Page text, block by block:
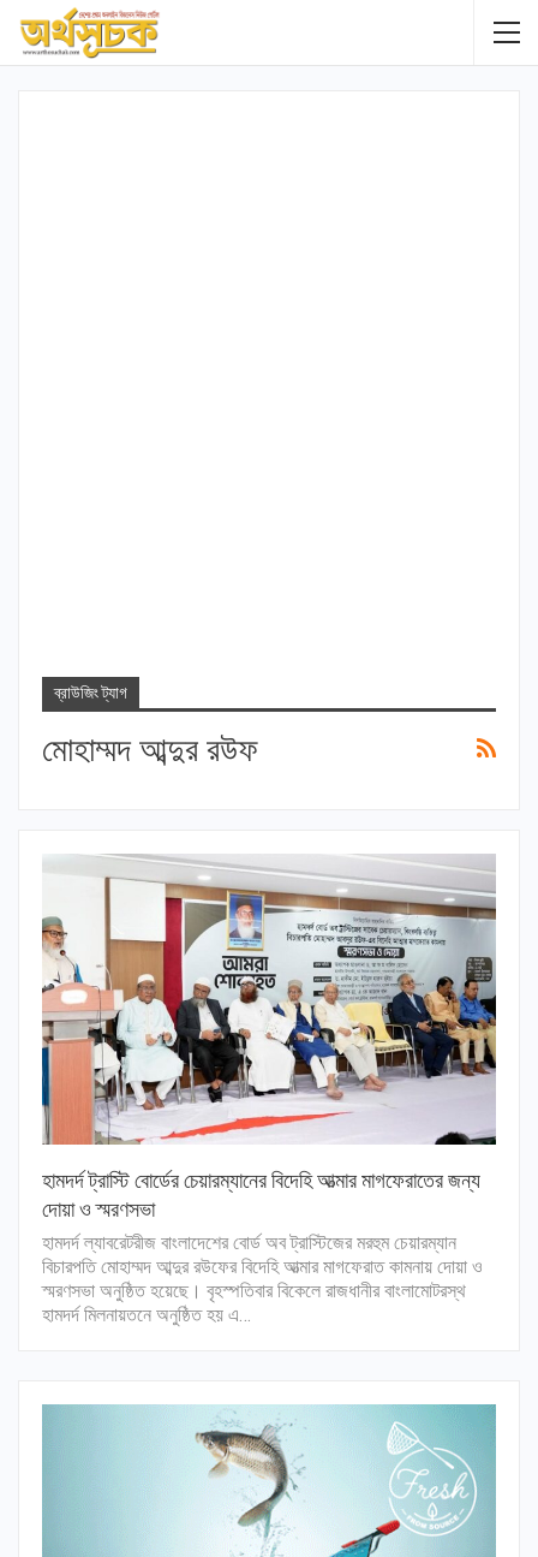
ব্রাউজিং ট্যাগ
মোহাম্মদ আব্দুর রউফ
হামদর্দ ট্রাস্টি বোর্ডের চেয়ারম্যানের বিদেহি আত্মার মাগফেরাতের জন্য
দোয়া ও স্মরণসভা
হামদর্দ ল্যাবরেটরীজ বাংলাদেশের বোর্ড অব ট্রাস্টিজের মরহুম চেয়ারম্যান
বিচারপতি মোহাম্মদ আব্দুর রউফের বিদেহি আত্মার মাগফেরাত কামনায় দোয়া ও
স্মরণসভা অনুষ্ঠিত হয়েছে। বৃহস্পতিবার বিকেলে রাজধানীর বাংলামোটরস্থ
হামদর্দ মিলনায়তনে অনুষ্ঠিত হয় এ…